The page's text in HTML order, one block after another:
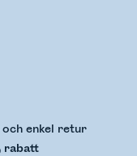
enkel retur
rabatt